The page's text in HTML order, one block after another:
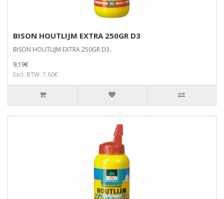
BISON HOUTLIJM EXTRA 250GR D3
BISON HOUTLIJM EXTRA 250GR D3..
9,19€
Excl. BTW: 7,60€